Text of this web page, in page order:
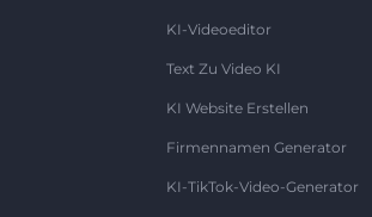
KI-Videoeditor
Text Zu Video KI
KI Website Erstellen
Firmennamen Generator
KI-TikTok-Video-Generator